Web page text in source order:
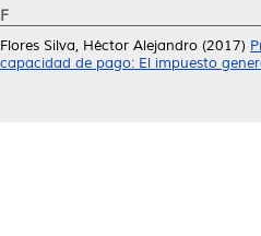
F
Flores Silva, Héctor Alejandro (2017)
capacidad de pago: El impuesto